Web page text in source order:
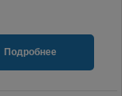
Подробнее